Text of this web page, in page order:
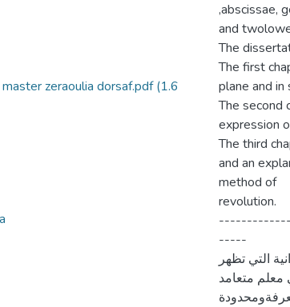
zeraoulia dorsaf.pdf(1.6
,abscissae,
and
The
The first
plane and
The second
expression
The third
and an
method of
revolution.
-----
التي تظهر
متعامد